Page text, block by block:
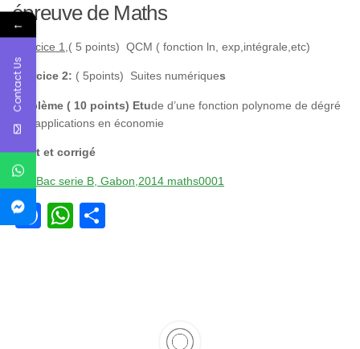
épreuve de Maths
Exercice 1,( 5 points) QCM ( fonction ln, exp,intégrale,etc)
Exercice 2: ( 5points) Suites numériques
Problème ( 10 points) Etude d’une fonction polynome de dégré
3 et applications en économie
Sujet et corrigé
Bac serie B, Gabon,2014 maths0001
Facebook
WhatsApp
←
Contact Us